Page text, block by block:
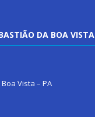
DA BOA VISTA
Vista – PA